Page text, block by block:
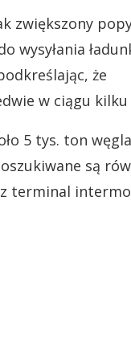
zwiększony
wysyłania
że
w ciągu kilku
5 tys. ton węgla
są
terminal